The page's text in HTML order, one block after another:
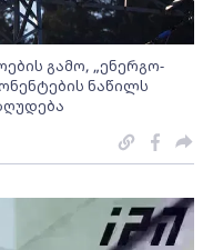
გამო, „ენერგო-
ნაწილს